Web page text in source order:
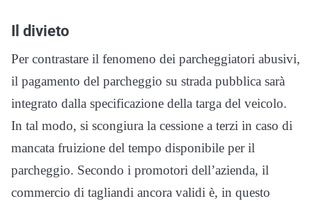
Il divieto
Per contrastare il fenomeno dei parcheggiatori abusivi,
il pagamento del parcheggio su strada pubblica sarà
integrato dalla specificazione della targa del veicolo.
In tal modo, si scongiura la cessione a terzi in caso di
mancata fruizione del tempo disponibile per il
parcheggio. Secondo i promotori dell’azienda, il
commercio di tagliandi ancora validi è, in questo